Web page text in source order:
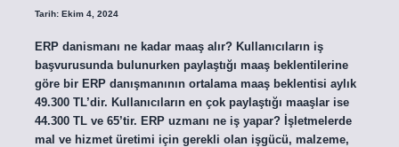
Tarih: Ekim 4, 2024
ERP danismanı ne kadar maaş alır? Kullanıcıların iş
başvurusunda bulunurken paylaştığı maaş beklentilerine
göre bir ERP danışmanının ortalama maaş beklentisi aylık
49.300 TL’dir. Kullanıcıların en çok paylaştığı maaşlar ise
44.300 TL ve 65’tir. ERP uzmanı ne iş yapar? İşletmelerde
mal ve hizmet üretimi için gerekli olan işgücü, malzeme,